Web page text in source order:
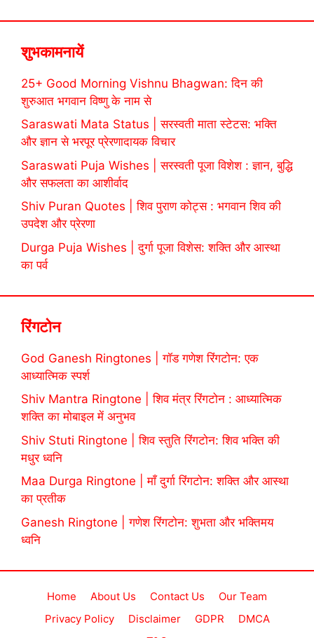
शुभकामनायें
25+ Good Morning Vishnu Bhagwan: दिन की
शुरुआत भगवान विष्णु के नाम से
Saraswati Mata Status | सरस्वती माता स्टेटस: भक्ति
और ज्ञान से भरपूर प्रेरणादायक विचार
Saraswati Puja Wishes | सरस्वती पूजा विशेश : ज्ञान, बुद्धि
और सफलता का आशीर्वाद
Shiv Puran Quotes | शिव पुराण कोट्स : भगवान शिव की
उपदेश और प्रेरणा
Durga Puja Wishes | दुर्गा पूजा विशेस: शक्ति और आस्था
का पर्व
रिंगटोन
God Ganesh Ringtones | गॉड गणेश रिंगटोन: एक
आध्यात्मिक स्पर्श
Shiv Mantra Ringtone | शिव मंत्र रिंगटोन : आध्यात्मिक
शक्ति का मोबाइल में अनुभव
Shiv Stuti Ringtone | शिव स्तुति रिंगटोन: शिव भक्ति की
मधुर ध्वनि
Maa Durga Ringtone | माँ दुर्गा रिंगटोन: शक्ति और आस्था
का प्रतीक
Ganesh Ringtone | गणेश रिंगटोन: शुभता और भक्तिमय
ध्वनि
Home About Us Contact Us
Our Team
Privacy Policy
Disclaimer GDPR
DMCA